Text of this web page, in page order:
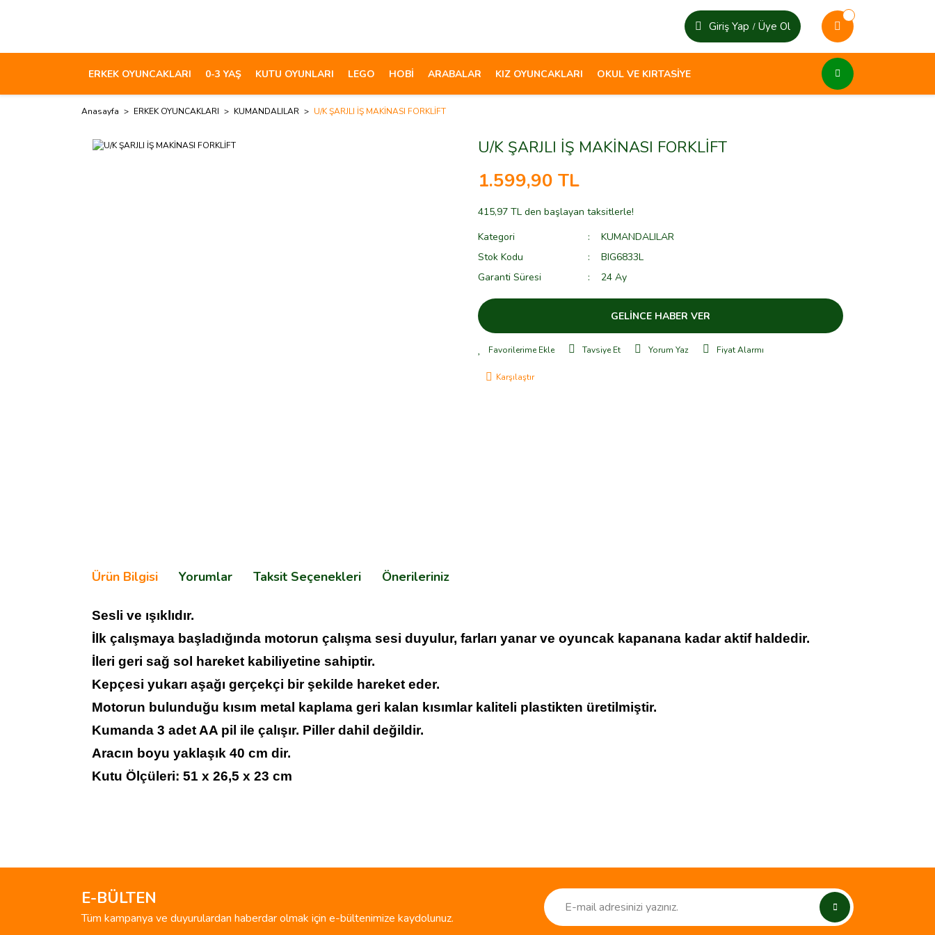
Giriş Yap / Üye Ol
ERKEK OYUNCAKLARI 0-3 YAŞ KUTU OYUNLARI LEGO HOBİ ARABALAR KIZ OYUNCAKLARI OKUL VE KIRTASİYE
Anasayfa ERKEK OYUNCAKLARI KUMANDALILAR U/K ŞARJLI İŞ MAKİNASI FORKLİFT
U/K ŞARJLI İŞ MAKİNASI FORKLİFT
1.599,90 TL
415,97 TL den başlayan taksitlerle!
Kategori
KUMANDALILAR
Stok Kodu
BIG6833L
Garanti Süresi
24 Ay
GELİNCE HABER VER
Tavsiye Et Yorum Yaz Fiyat Alarmı
Karşılaştır
Ürün Bilgisi Yorumlar Taksit Seçenekleri Önerileriniz
Sesli ve ışıklıdır.
İlk çalışmaya başladığında motorun çalışma sesi duyulur, farları yanar ve oyuncak kapanana kadar aktif haldedir.
İleri geri sağ sol hareket kabiliyetine sahiptir.
Kepçesi yukarı aşağı gerçekçi bir şekilde hareket eder.
Motorun bulunduğu kısım metal kaplama geri kalan kısımlar kaliteli plastikten üretilmiştir.
Kumanda 3 adet AA pil ile çalışır. Piller dahil değildir.
Aracın boyu yaklaşık 40 cm dir.
Kutu Ölçüleri: 51 x 26,5 x 23 cm
Ürün resmi kalitesiz, bozuk veya görüntülenemiyor.
E-BÜLTEN
Tüm kampanya ve duyurulardan haberdar olmak için e-bültenimize kaydolunuz.